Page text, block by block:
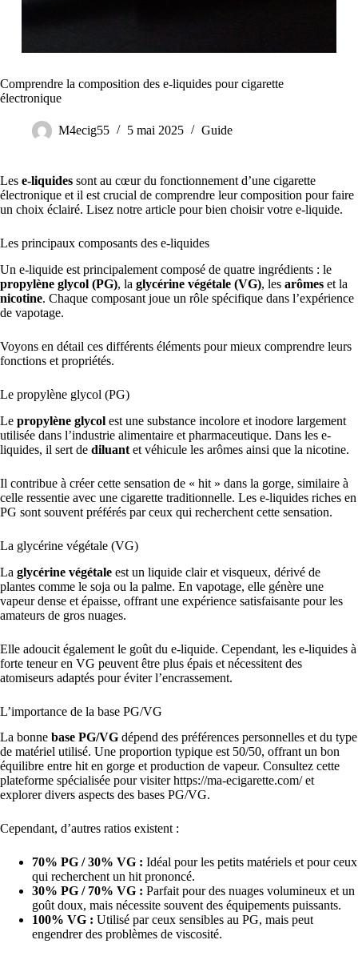
Comprendre la composition des e-liquides pour cigarette
électronique
M4ecig55 5 mai 2025 Guide
Les e-liquides sont au cœur du fonctionnement d’une cigarette
électronique et il est crucial de comprendre leur composition pour faire
un choix éclairé. Lisez notre article pour bien choisir votre e-liquide.
Les principaux composants des e-liquides
Un e-liquide est principalement composé de quatre ingrédients : le
propylène glycol (PG), la glycérine végétale (VG), les arômes et la
nicotine. Chaque composant joue un rôle spécifique dans l’expérience
de vapotage.
Voyons en détail ces différents éléments pour mieux comprendre leurs
fonctions et propriétés.
Le propylène glycol (PG)
Le propylène glycol est une substance incolore et inodore largement
utilisée dans l’industrie alimentaire et pharmaceutique. Dans les e-
liquides, il sert de diluant et véhicule les arômes ainsi que la nicotine.
Il contribue à créer cette sensation de « hit » dans la gorge, similaire à
celle ressentie avec une cigarette traditionnelle. Les e-liquides riches en
PG sont souvent préférés par ceux qui recherchent cette sensation.
La glycérine végétale (VG)
La glycérine végétale est un liquide clair et visqueux, dérivé de
plantes comme le soja ou la palme. En vapotage, elle génère une
vapeur dense et épaisse, offrant une expérience satisfaisante pour les
amateurs de gros nuages.
Elle adoucit également le goût du e-liquide. Cependant, les e-liquides à
forte teneur en VG peuvent être plus épais et nécessitent des
atomiseurs adaptés pour éviter l’encrassement.
L’importance de la base PG/VG
La bonne base PG/VG dépend des préférences personnelles et du type
de matériel utilisé. Une proportion typique est 50/50, offrant un bon
équilibre entre hit en gorge et production de vapeur. Consultez cette
plateforme spécialisée pour visiter https://ma-ecigarette.com/ et
explorer divers aspects des bases PG/VG.
Cependant, d’autres ratios existent :
70% PG / 30% VG : Idéal pour les petits matériels et pour ceux
qui recherchent un hit prononcé.
30% PG / 70% VG : Parfait pour des nuages volumineux et un
goût doux, mais nécessite souvent des équipements puissants.
100% VG : Utilisé par ceux sensibles au PG, mais peut
engendrer des problèmes de viscosité.